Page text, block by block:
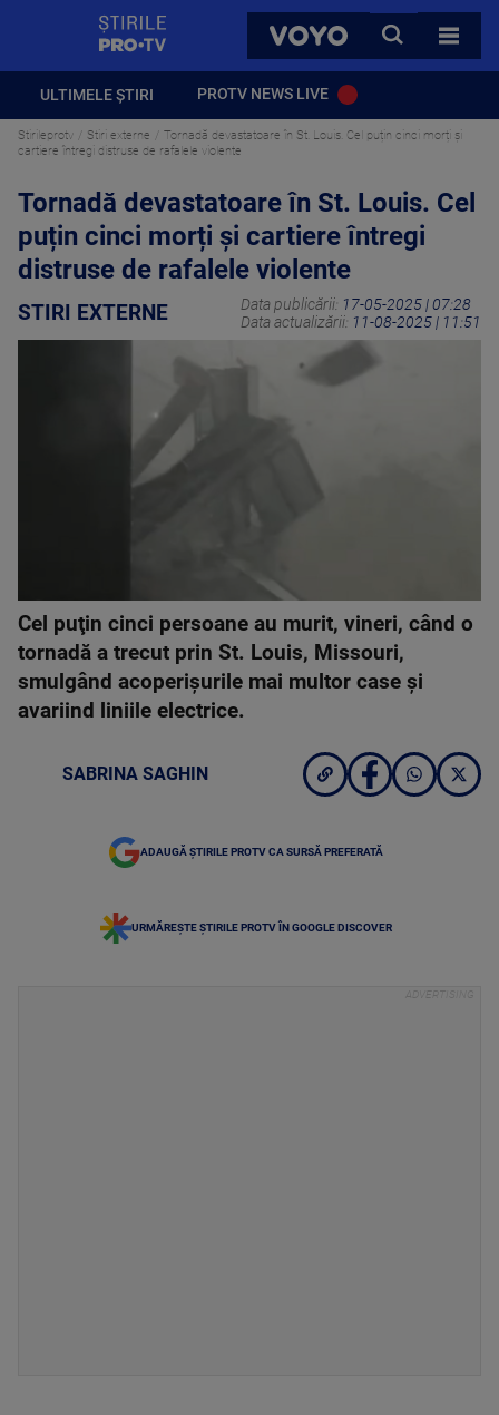
VOYO
CAUTA
TOATE
ULTIMELE ȘTIRI PROTV NEWS LIVE
Stirileprotv Stiri externe
Tornadă devastatoare în St. Louis. Cel puțin cinci morți și
cartiere întregi distruse de rafalele violente
Tornadă devastatoare în St. Louis. Cel
puțin cinci morți și cartiere întregi
distruse de rafalele violente
STIRI EXTERNE Data publicării: 17-05-2025 | 07:28
Data actualizării: 11-08-2025 | 11:51
Cel puţin cinci persoane au murit, vineri, când o
tornadă a trecut prin St. Louis, Missouri,
smulgând acoperişurile mai multor case şi
avariind liniile electrice.
SABRINA SAGHIN
ADAUGĂ ȘTIRILE PROTV CA SURSĂ PREFERATĂ
URMĂREȘTE ȘTIRILE PROTV ÎN GOOGLE DISCOVER